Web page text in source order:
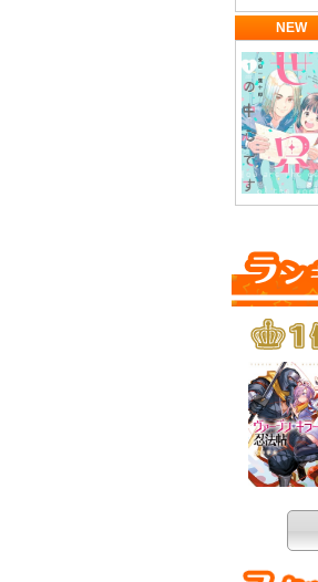
NEW